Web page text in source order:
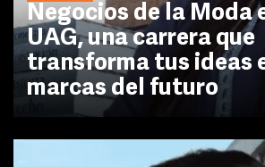
Negocios de la Moda
UAG, una carrera que
transforma tus ideas
marcas del futuro